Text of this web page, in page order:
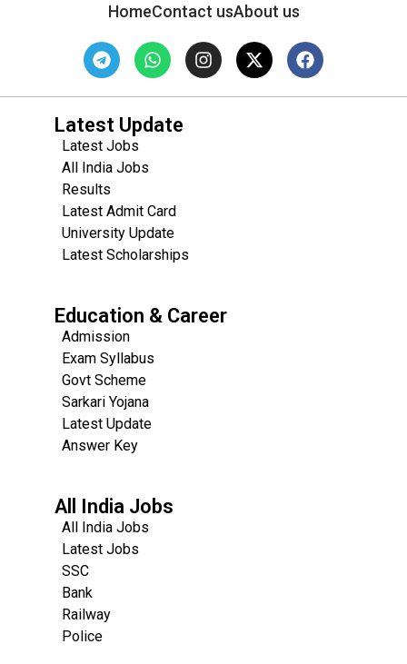
HomeContact usAbout us
Latest Update
Latest Jobs
All India Jobs
Results
Latest Admit Card
University Update
Latest Scholarships
Education & Career
Admission
Exam Syllabus
Govt Scheme
Sarkari Yojana
Latest Update
Answer Key
All India Jobs
All India Jobs
Latest Jobs
SSC
Bank
Railway
Police